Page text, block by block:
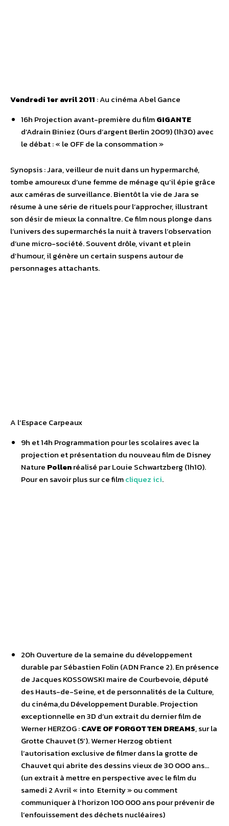
Vendredi 1er avril 2011 : Au cinéma Abel Gance
16h Projection avant-première du filmGIGANTE
d’Adrain Biniez (Ours d’argent Berlin 2009) (1h30) avec
le débat : « le OFF de la consommation »
Synopsis : Jara, veilleur de nuit dans un hypermarché,
tombe amoureux d’une femme de ménage qu’il épie grâce
aux caméras de surveillance. Bientôt la vie de Jara se
résume à une série de rituels pour l’approcher, illustrant
son désir de mieux la connaître. Ce film nous plonge dans
l’univers des supermarchés la nuit à travers l’observation
d’une micro-société. Souvent drôle, vivant et plein
d’humour, il génère un certain suspens autour de
personnages attachants.
A l’Espace Carpeaux
9h et 14h Programmation pour les scolaires avec la
projection et présentation du nouveau film de Disney
Nature Pollenréalisé par Louie Schwartzberg (1h10).
Pour en savoir plus sur ce filmcliquez ici.
20h Ouverture de la semaine du développement
durable par Sébastien Folin (ADN France 2). En présence
de Jacques KOSSOWSKI maire de Courbevoie, député
des Hauts-de-Seine, et de personnalités de la Culture,
du cinéma,du Développement Durable. Projection
exceptionnelle en 3D d’un extrait du dernier film de
Werner HERZOG :CAVE OF FORGOTTEN DREAMS, sur la
Grotte Chauvet (5’). Werner Herzog obtient
l’autorisation exclusive de filmer dans la grotte de
Chauvet qui abrite des dessins vieux de 30 000 ans…
(un extrait à mettre en perspective avec le film du
samedi 2 Avril « into Eternity » ou comment
communiquer à l’horizon 100 000 ans pour prévenir de
l’enfouissement des déchets nucléaires)